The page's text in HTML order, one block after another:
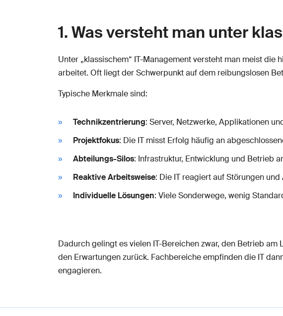
1. Was versteht man unter
Unter „klassischem“ IT-Management versteht man meist
arbeitet. Oft liegt der Schwerpunkt auf dem reibungslosen
Typische Merkmale sind:
Technikzentrierung: Server, Netzwerke, Applikationen
Projektfokus: Die IT misst Erfolg häufig an
Abteilungs-Silos: Infrastruktur, Entwicklung und Betrieb
Reaktive Arbeitsweise: Die IT reagiert auf Störungen
Individuelle Lösungen: Viele Sonderwege, wenig
Dadurch gelingt es vielen IT-Bereichen zwar, den Betrieb
den Erwartungen zurück. Fachbereiche empfinden die IT
engagieren.